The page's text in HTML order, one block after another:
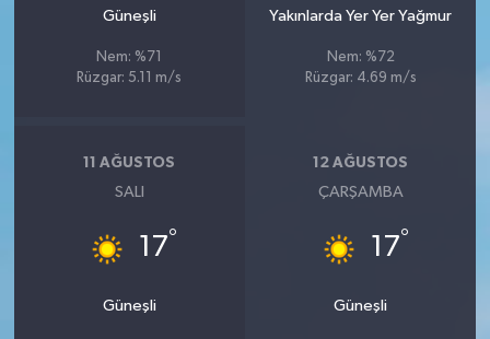
Güneşli
Nem: %71
Rüzgar: 5.11 m/s
Yakınlarda Yer Yer Yağmur
Nem: %72
Rüzgar: 4.69 m/s
11 AĞUSTOS
SALI
17°
Güneşli
12 AĞUSTOS
ÇARŞAMBA
17°
Güneşli